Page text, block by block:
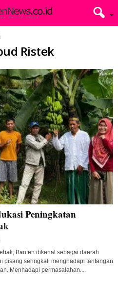
Ristek
Peningkatan
Banten dikenal sebagai daerah
pisang seringkali menghadapi tantangan
Menhadapi permasalahan...